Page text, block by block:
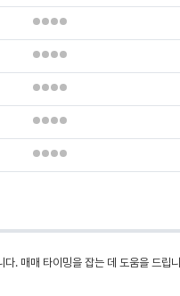
. 매매 타이밍을 잡는 데 도움을 드립